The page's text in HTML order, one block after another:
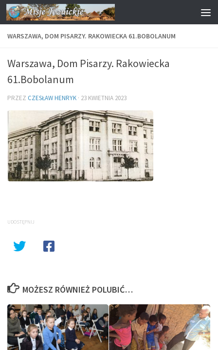
Przejdź do treści
WARSZAWA, DOM PISARZY. RAKOWIECKA 61.BOBOLANUM
Warszawa, Dom Pisarzy. Rakowiecka
61.Bobolanum
PRZEZ CZESŁAW HENRYK · 23 KWIETNIA 2023
UDOSTĘPNIJ
MOŻESZ RÓWNIEŻ POLUBIĆ…